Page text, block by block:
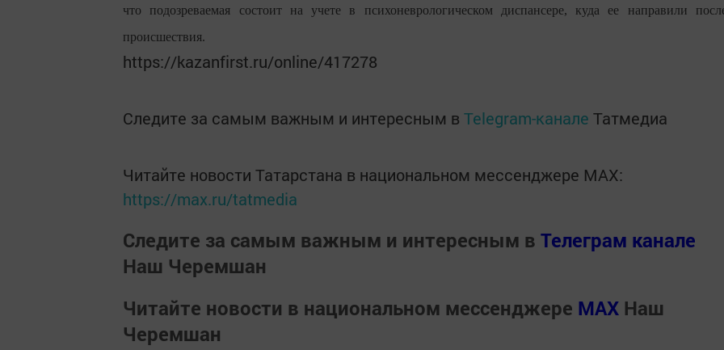
что подозреваемая состоит на учете в психоневрологическом диспансере, куда ее направили
происшествия.
https://kazanfirst.ru/online/417278
Следите за самым важным и интересным в Telegram-канале Татмедиа
Читайте новости Татарстана в национальном мессенджере MАХ:
https://max.ru/tatmedia
Следите за самым важным и интересным в Телеграм канале
Наш Черемшан
Читайте новости в национальном мессенджере MАХ Наш
Черемшан